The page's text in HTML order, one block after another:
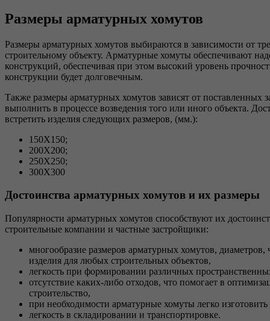
Размеры арматурных хомутов
Размеры арматурных хомутов выбираются в зависимости от
строительному объекту. Арматурные хомуты обеспечивают
конструкций, обеспечивая при этом высокий уровень
конструкции будет долговечным.
Также размеры арматурных хомутов зависят от поставленных
выполнить в процессе возведения того или иного объекта.
встретить изделия следующих размеров, (мм.):
150X150;
200X200;
250X250;
300X300
Достоинства арматурных хомутов и их размеры
Популярности арматурных хомутов способствуют их
строительные компании и частные застройщики:
многообразие размеров арматурных хомутов, диаметров,
изделия для любых строительных объектов,
легкость при формировании различных
отсутствие каких-либо отходов, что помогает в
строительство,
при необходимости арматурные хомуты легко
легкость в складировании и транспортировке.